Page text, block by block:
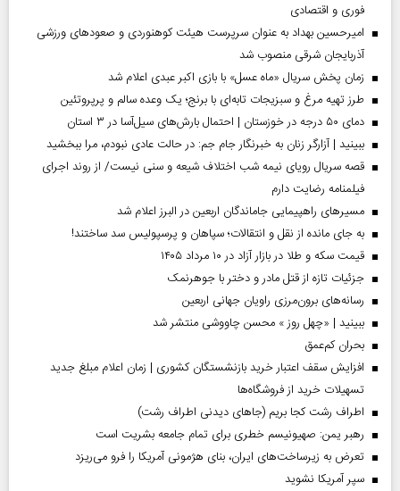
فوری و اقتصادی
امیرحسین بهداد به عنوان سرپرست هیئت کوهنوردی و صعودهای ورزشی
آذربایجان شرقی منصوب شد
زمان پخش سریال «ماه عسل» با بازی اکبر عبدی اعلام شد
طرز تهیه مرغ و سبزیجات تابه‌ای با برنج؛ یک وعده سالم و پرپروتئین
دمای ۵۰ درجه در خوزستان | احتمال بارش‌های سیل‌آسا در ۳ استان
ببینید | آزارگر زنان به خبرنگار جام جم: در حالت عادی نبودم، مرا ببخشید
قصه سریال رویای نیمه شب اختلاف شیعه و سنی نیست/ از روند اجرای
فیلمنامه رضایت دارم
مسیر‌های راهپیمایی جاماندگان اربعین در البرز اعلام شد
به جای مانده از نقل و انتقالات؛ سپاهان و پرسپولیس سد ساختند!
قیمت سکه و طلا در بازار آزاد در ۱۰ مرداد ۱۴۰۵
جزئیات تازه از قتل مادر و دختر با جوهرنمک
رسانه‌های برون‌مرزی راویان جهانی اربعین
ببینید | «چهل روز » محسن چاووشی منتشر شد
بحران کم‌عمق
افزایش سقف اعتبار خرید بازنشستگان کشوری | زمان اعلام مبلغ جدید
تسهیلات خرید از فروشگاه‌ها
اطراف رشت کجا بریم (جاهای دیدنی اطراف رشت)
رهبر یمن: صهیونیسم خطری برای تمام جامعه بشریت است
تعرض به زیرساخت‌های ایران، بنای هژمونی آمریکا را فرو می‌ریزد
سپر آمریکا نشوید